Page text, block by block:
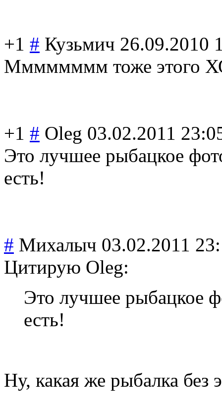
+1 # Кузьмич 26.09.2010
Мммммммм тоже этого
+1 # Oleg 03.02.2011
Это лучшее рыбацкое
есть!
# Михалыч 03.02.2011
Цитирую Oleg:
Это лучшее рыбацкое
есть!
Ну, какая же рыбалка без